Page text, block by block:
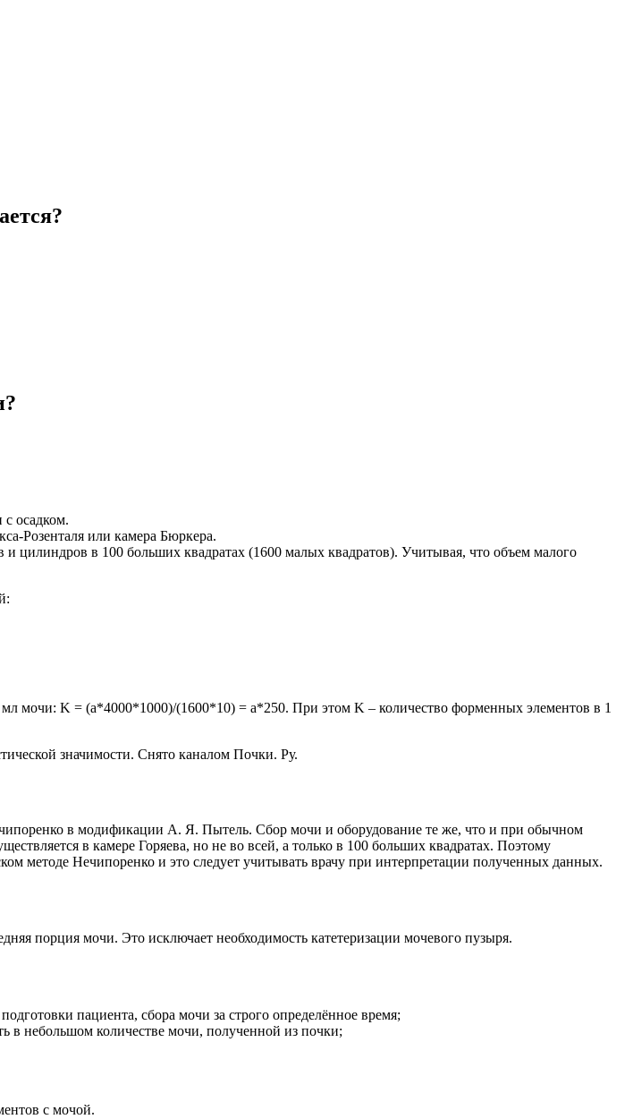
осадком.
Розенталя или камера Бюркера.
и цилиндров в 100 больших квадратах (1600 малых квадратов). Учитывая, что объем малого
мочи: K = (a*4000*1000)/(1600*10) = a*250. При этом K – количество форменных элементов в 1
значимости. Снято каналом Почки. Ру.
в модификации А. Я. Пытель. Сбор мочи и оборудование те же, что и при обычном
в камере Горяева, но не во всей, а только в 100 больших квадратах. Поэтому
методе Нечипоренко и это следует учитывать врачу при интерпретации полученных данных.
порция мочи. Это исключает необходимость катетеризации мочевого пузыря.
пациента, сбора мочи за строго определённое время;
в небольшом количестве мочи, полученной из почки;
с мочой.